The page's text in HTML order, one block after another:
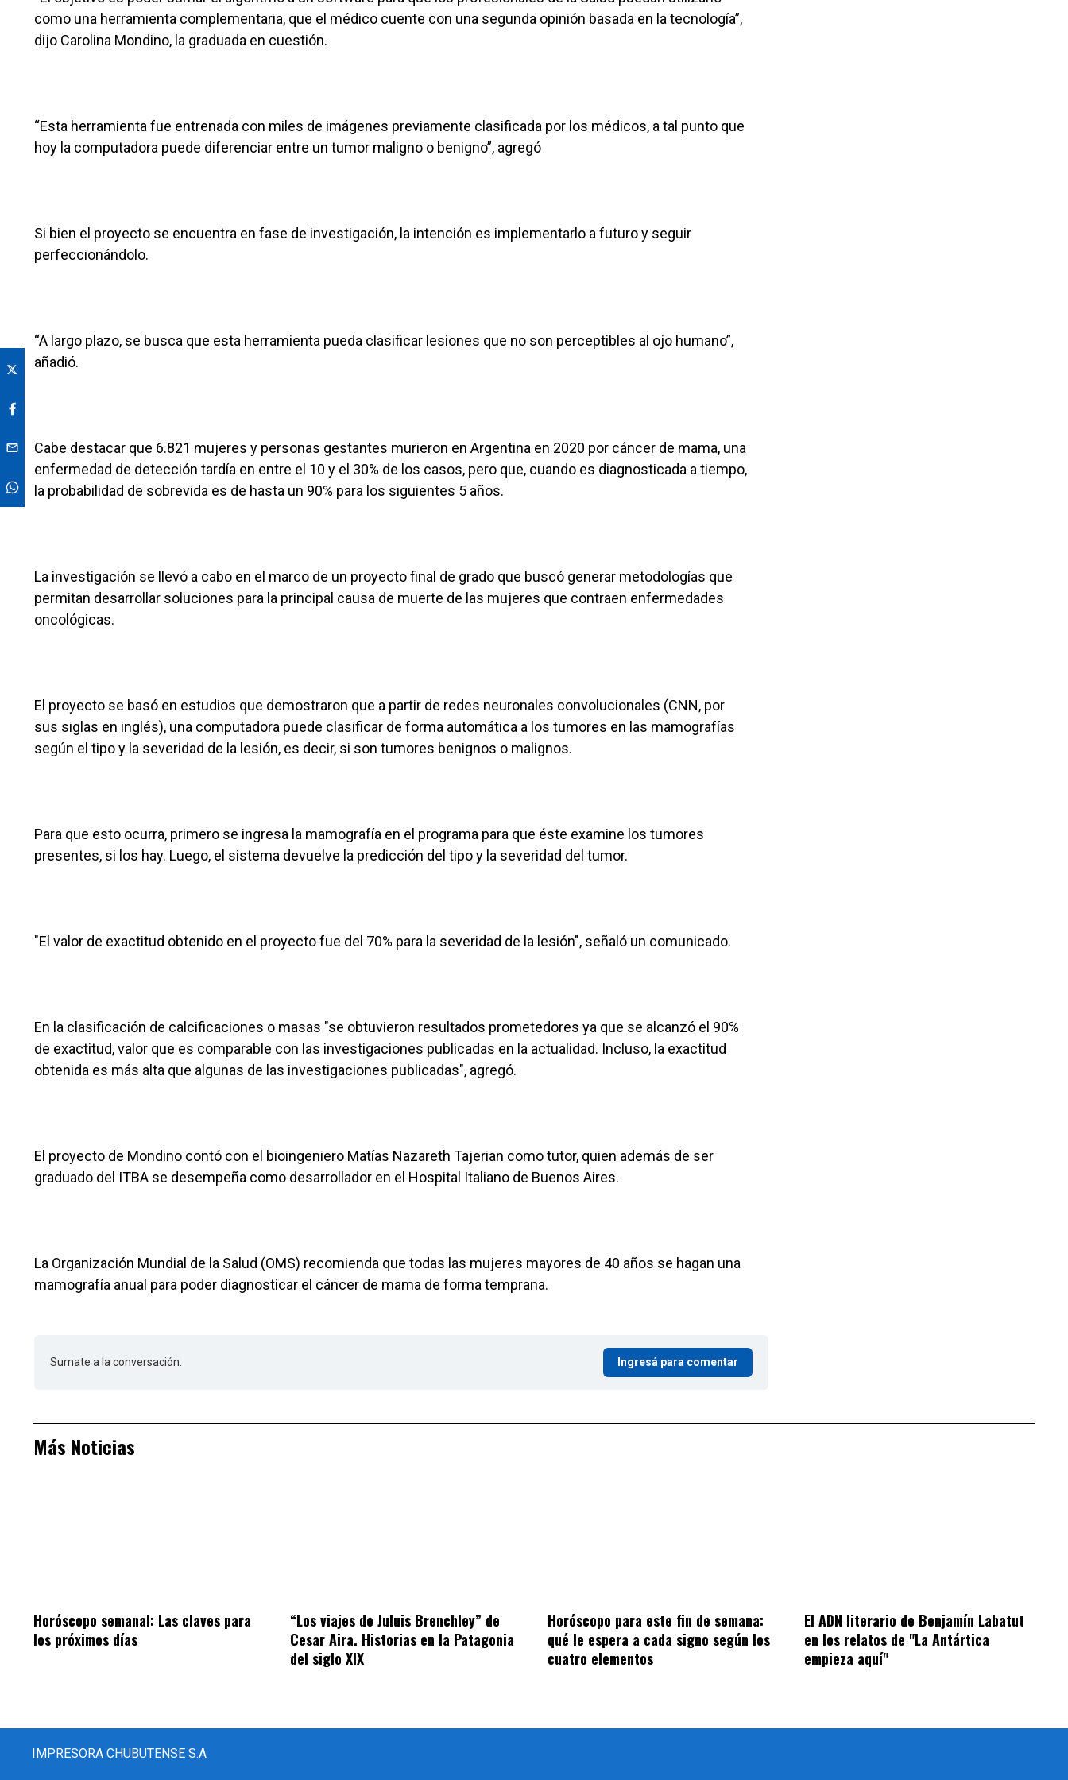
como una herramienta complementaria, que el médico cuente con una segunda opinión basada en la tecnología”,
dijo Carolina Mondino, la graduada en cuestión.
“Esta herramienta fue entrenada con miles de imágenes previamente clasificada por los médicos, a tal punto que
hoy la computadora puede diferenciar entre un tumor maligno o benigno”, agregó
Si bien el proyecto se encuentra en fase de investigación, la intención es implementarlo a futuro y seguir
perfeccionándolo.
“A largo plazo, se busca que esta herramienta pueda clasificar lesiones que no son perceptibles al ojo humano”,
añadió.
Cabe destacar que 6.821 mujeres y personas gestantes murieron en Argentina en 2020 por cáncer de mama, una
enfermedad de detección tardía en entre el 10 y el 30% de los casos, pero que, cuando es diagnosticada a tiempo,
la probabilidad de sobrevida es de hasta un 90% para los siguientes 5 años.
La investigación se llevó a cabo en el marco de un proyecto final de grado que buscó generar metodologías que
permitan desarrollar soluciones para la principal causa de muerte de las mujeres que contraen enfermedades
oncológicas.
El proyecto se basó en estudios que demostraron que a partir de redes neuronales convolucionales (CNN, por
sus siglas en inglés), una computadora puede clasificar de forma automática a los tumores en las mamografías
según el tipo y la severidad de la lesión, es decir, si son tumores benignos o malignos.
Para que esto ocurra, primero se ingresa la mamografía en el programa para que éste examine los tumores
presentes, si los hay. Luego, el sistema devuelve la predicción del tipo y la severidad del tumor.
"El valor de exactitud obtenido en el proyecto fue del 70% para la severidad de la lesión", señaló un comunicado.
En la clasificación de calcificaciones o masas "se obtuvieron resultados prometedores ya que se alcanzó el 90%
de exactitud, valor que es comparable con las investigaciones publicadas en la actualidad. Incluso, la exactitud
obtenida es más alta que algunas de las investigaciones publicadas", agregó.
El proyecto de Mondino contó con el bioingeniero Matías Nazareth Tajerian como tutor, quien además de ser
graduado del ITBA se desempeña como desarrollador en el Hospital Italiano de Buenos Aires.
La Organización Mundial de la Salud (OMS) recomienda que todas las mujeres mayores de 40 años se hagan una
mamografía anual para poder diagnosticar el cáncer de mama de forma temprana.
Sumate a la conversación. Ingresá para comentar
Más Noticias
Horóscopo semanal: Las claves para
los próximos días
“Los viajes de Juluis Brenchley” de
Cesar Aira. Historias en la Patagonia
del siglo XIX
Horóscopo para este fin de semana:
qué le espera a cada signo según los
cuatro elementos
El ADN literario de Benjamín Labatut
en los relatos de "La Antártica
empieza aquí"
IMPRESORA CHUBUTENSE S.A